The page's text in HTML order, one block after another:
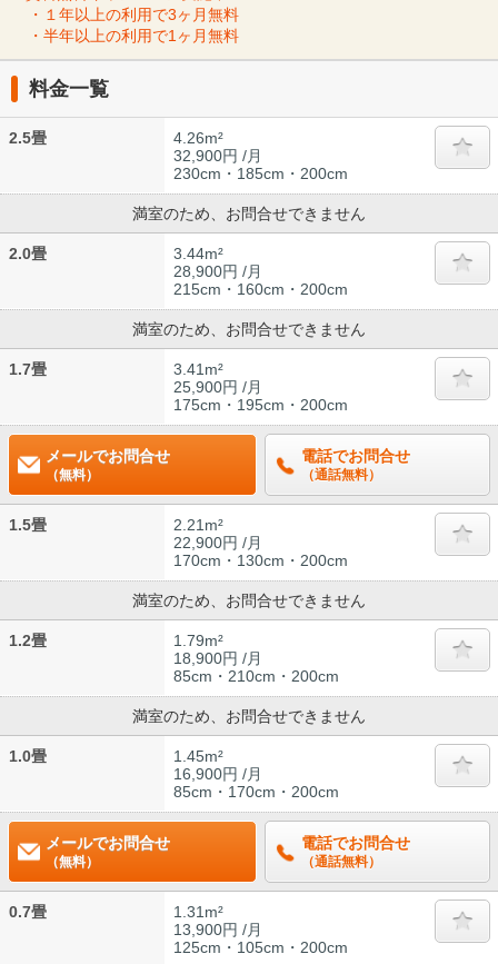
・１年以上の利用で3ヶ月無料
・半年以上の利用で1ヶ月無料
料金一覧
2.5畳
4.26m²
32,900円 /月
230cm・185cm・200cm
満室のため、お問合せできません
2.0畳
3.44m²
28,900円 /月
215cm・160cm・200cm
満室のため、お問合せできません
1.7畳
3.41m²
25,900円 /月
175cm・195cm・200cm
メールでお問合せ
（無料）
電話でお問合せ
（通話無料）
1.5畳
2.21m²
22,900円 /月
170cm・130cm・200cm
満室のため、お問合せできません
1.2畳
1.79m²
18,900円 /月
85cm・210cm・200cm
満室のため、お問合せできません
1.0畳
1.45m²
16,900円 /月
85cm・170cm・200cm
メールでお問合せ
（無料）
電話でお問合せ
（通話無料）
0.7畳
1.31m²
13,900円 /月
125cm・105cm・200cm